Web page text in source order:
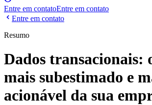
Entre em contatoEntre em contato
Entre em contato
Resumo
Dados transacionais:
mais subestimado e
acionável da sua